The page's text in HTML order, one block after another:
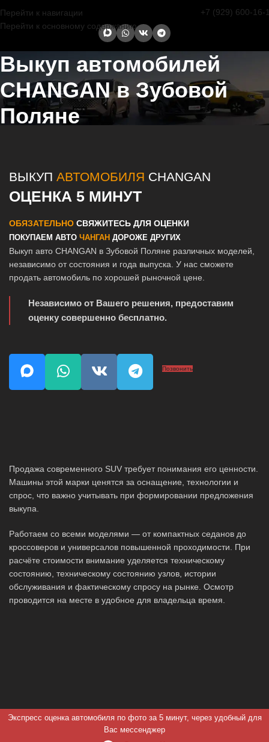
Перейти к навигации
Перейти к основному содержанию
+7 (929) 600-16-
Выкуп автомобилей
CHANGAN в Зубовой
Поляне
ВЫКУП АВТОМОБИЛЯ CHANGAN
ОЦЕНКА 5 МИНУТ
ОБЯЗАТЕЛЬНО СВЯЖИТЕСЬ ДЛЯ ОЦЕНКИ
ПОКУПАЕМ АВТО ЧАНГАН ДОРОЖЕ ДРУГИХ
Выкуп авто CHANGAN в Зубовой Поляне различных моделей,
независимо от состояния и года выпуска. У нас сможете
продать автомобиль по хорошей рыночной цене.
Независимо от Вашего решения, предоставим
оценку совершенно бесплатно.
Позвонить
Продажа современного SUV требует понимания его ценности.
Машины этой марки ценятся за оснащение, технологии и
спрос, что важно учитывать при формировании предложения
выкупа.
Работаем со всеми моделями — от компактных седанов до
кроссоверов и универсалов повышенной проходимости. При
расчёте стоимости внимание уделяется техническому
состоянию, техническому состоянию узлов, истории
обслуживания и фактическому спросу на рынке. Осмотр
проводится на месте в удобное для владельца время.
Экспресс оценка автомобиля по фото за 5 минут, через удобный для
Вас мессенджер